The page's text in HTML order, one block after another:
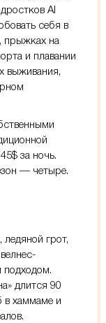
Al
себя в
прыжках на
и плавании
выживания,
за ночь.
— четыре.
грот,
подходом.
длится 90
в хаммаме и